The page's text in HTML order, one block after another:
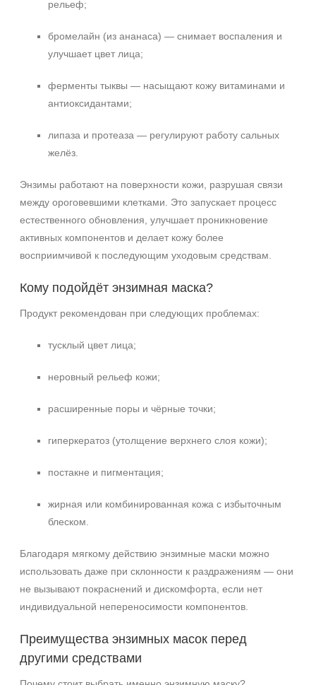
рельеф;
бромелайн (из ананаса) — снимает воспаления и
улучшает цвет лица;
ферменты тыквы — насыщают кожу витаминами и
антиоксидантами;
липаза и протеаза — регулируют работу сальных
желёз.
Энзимы работают на поверхности кожи, разрушая связи
между ороговевшими клетками. Это запускает процесс
естественного обновления, улучшает проникновение
активных компонентов и делает кожу более
восприимчивой к последующим уходовым средствам.
Кому подойдёт энзимная маска?
Продукт рекомендован при следующих проблемах:
тусклый цвет лица;
неровный рельеф кожи;
расширенные поры и чёрные точки;
гиперкератоз (утолщение верхнего слоя кожи);
постакне и пигментация;
жирная или комбинированная кожа с избыточным
блеском.
Благодаря мягкому действию энзимные маски можно
использовать даже при склонности к раздражениям — они
не вызывают покраснений и дискомфорта, если нет
индивидуальной непереносимости компонентов.
Преимущества энзимных масок перед
другими средствами